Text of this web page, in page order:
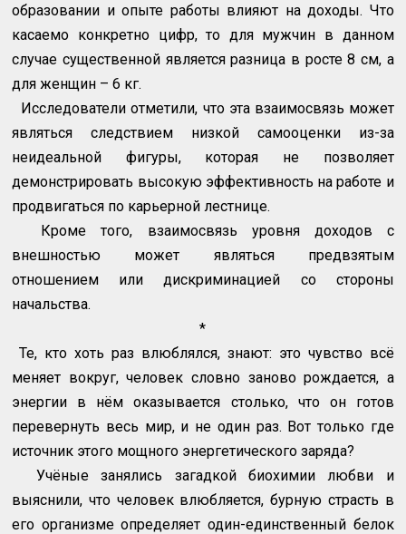
образовании и опыте работы влияют на доходы. Что
касаемо конкретно цифр, то для мужчин в данном
случае существенной является разница в росте 8 см, а
для женщин – 6 кг.
Исследователи отметили, что эта взаимосвязь может
являться следствием низкой самооценки из-за
неидеальной фигуры, которая не позволяет
демонстрировать высокую эффективность на работе и
продвигаться по карьерной лестнице.
Кроме того, взаимосвязь уровня доходов с
внешностью может являться предвзятым
отношением или дискриминацией со стороны
начальства.
*
Те, кто хоть раз влюблялся, знают: это чувство всё
меняет вокруг, человек словно заново рождается, а
энергии в нём оказывается столько, что он готов
перевернуть весь мир, и не один раз. Вот только где
источник этого мощного энергетического заряда?
Учёные занялись загадкой биохимии любви и
выяснили, что человек влюбляется, бурную страсть в
его организме определяет один-единственный белок